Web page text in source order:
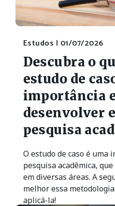
Estudos | 01/07/2026
Descubra o
estudo de
importância
desenvolver
pesquisa
O estudo de caso é uma
pesquisa acadêmica,
em diversas áreas. A
melhor essa
aplicá-la!